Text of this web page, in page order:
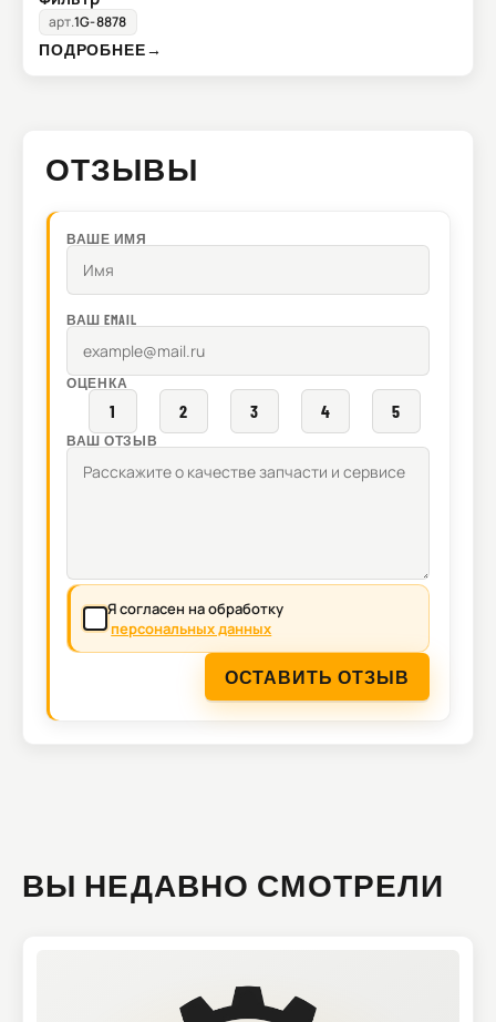
арт.1G-8878
ПОДРОБНЕЕ→
ОТЗЫВЫ
ВАШЕ ИМЯ
ВАШ EMAIL
ОЦЕНКА
1 2 3 4 5
ВАШ ОТЗЫВ
Я согласен на обработку
персональных данных
ОСТАВИТЬ ОТЗЫВ
ВЫ НЕДАВНО СМОТРЕЛИ